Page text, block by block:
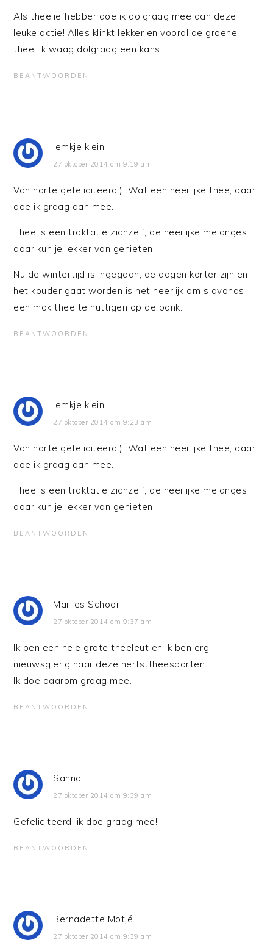
Als theeliefhebber doe ik dolgraag mee aan deze
leuke actie! Alles klinkt lekker en vooral de groene
thee. Ik waag dolgraag een kans!
BEANTWOORDEN
iemkje klein
27 oktober 2014 om 9:19 am
Van harte gefeliciteerd:). Wat een heerlijke thee, daar
doe ik graag aan mee.
Thee is een traktatie zichzelf, de heerlijke melanges
daar kun je lekker van genieten.
Nu de wintertijd is ingegaan, de dagen korter zijn en
het kouder gaat worden is het heerlijk om s avonds
een mok thee te nuttigen op de bank.
BEANTWOORDEN
iemkje klein
27 oktober 2014 om 9:23 am
Van harte gefeliciteerd:). Wat een heerlijke thee, daar
doe ik graag aan mee.
Thee is een traktatie zichzelf, de heerlijke melanges
daar kun je lekker van genieten.
BEANTWOORDEN
Marlies Schoor
27 oktober 2014 om 9:37 am
Ik ben een hele grote theeleut en ik ben erg
nieuwsgierig naar deze herfsttheesoorten.
Ik doe daarom graag mee.
BEANTWOORDEN
Sanna
27 oktober 2014 om 9:39 am
Gefeliciteerd, ik doe graag mee!
BEANTWOORDEN
Bernadette Motjé
27 oktober 2014 om 9:39 am